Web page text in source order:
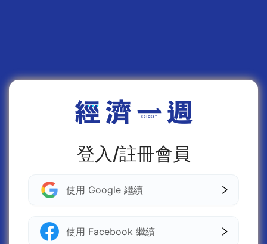
登入/註冊會員
使用 Google 繼續
使用 Facebook 繼續